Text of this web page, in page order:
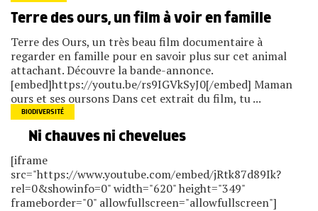
Terre des ours, un film à voir en famille
Terre des Ours, un très beau film documentaire à
regarder en famille pour en savoir plus sur cet animal
attachant. Découvre la bande-annonce.
[embed]https://youtu.be/rs9IGVkSyJ0[/embed] Maman
ours et ses oursons Dans cet extrait du film, tu ...
BIODIVERSITÉ
Ni chauves ni chevelues
[iframe
src="https://www.youtube.com/embed/jRtk87d89Ik?
rel=0&showinfo=0" width="620" height="349"
frameborder="0" allowfullscreen="allowfullscreen"]